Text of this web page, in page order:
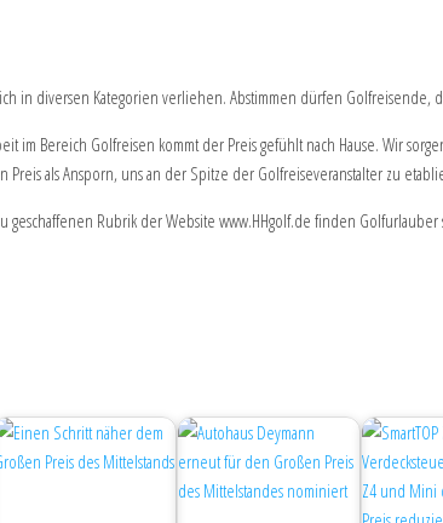
in diversen Kategorien verliehen. Abstimmen dürfen
im Bereich Golfreisen kommt der Preis gefühlt nach Hause. Wir
als Ansporn, uns an der Spitze der Golfreiseveranstalter zu
Rubrik der Website www.HHgolf.de finden Golfurlauber